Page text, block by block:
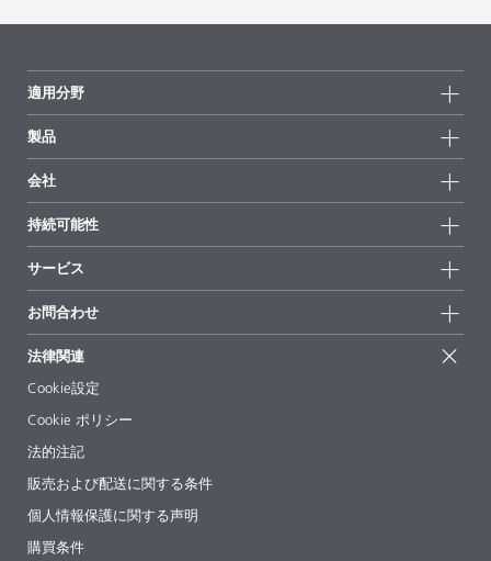
適用分野
製品
全製品
ハイライト
会社
ニュース
拠点と販売代理店
展示会 & イベント
経営陣
持続可能性
持続可能な製品
サクセスストーリー
EcoVadis
証明書
サービス
配合の出発点
論文記事
ebooks(電子書籍)
法令情報
添加剤ガイドアプリ
ビデオ
ダウンロード
お問合わせ
法律関連
Cookie設定
Cookie ポリシー
法的注記
販売および配送に関する条件
個人情報保護に関する声明
購買条件